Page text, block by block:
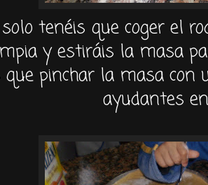
solo tenéis que coger el
yestiráis la masa
que pinchar la masa con
ayudantes